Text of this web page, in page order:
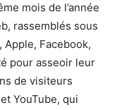
mois de l’année
rassemblés sous
Apple, Facebook,
pour asseoir leur
de visiteurs
YouTube, qui